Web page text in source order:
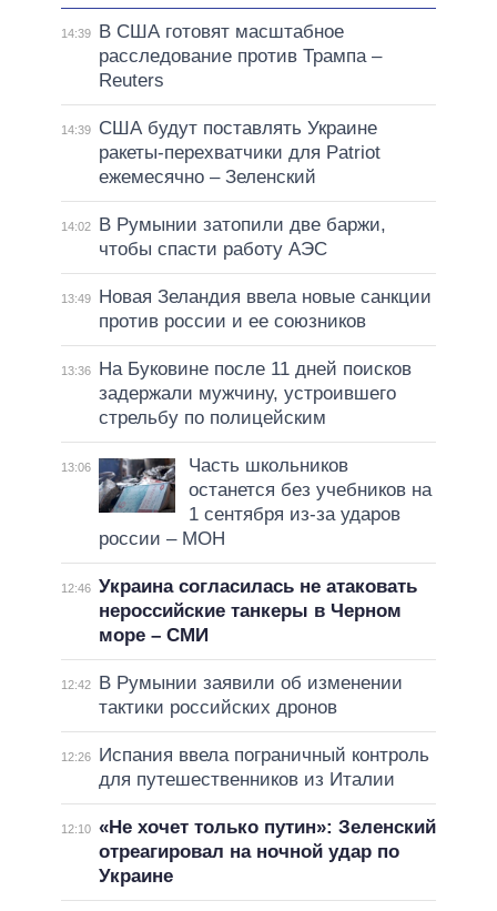
14:39
В США готовят масштабное
расследование против Трампа –
Reuters
14:39
США будут поставлять Украине
ракеты-перехватчики для Patriot
ежемесячно – Зеленский
14:02
В Румынии затопили две баржи,
чтобы спасти работу АЭС
13:49
Новая Зеландия ввела новые санкции
против россии и ее союзников
13:36
На Буковине после 11 дней поисков
задержали мужчину, устроившего
стрельбу по полицейским
13:06
Часть школьников
останется без учебников на
1 сентября из-за ударов
россии – МОН
12:46 Украина согласилась не атаковать
нероссийские танкеры в Черном
море – СМИ
12:42
В Румынии заявили об изменении
тактики российских дронов
12:26
Испания ввела пограничный контроль
для путешественников из Италии
12:10 «Не хочет только путин»: Зеленский
отреагировал на ночной удар по
Украине